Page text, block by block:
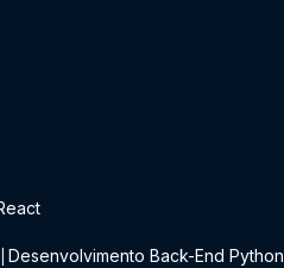
Desenvolvimento Back-End Python